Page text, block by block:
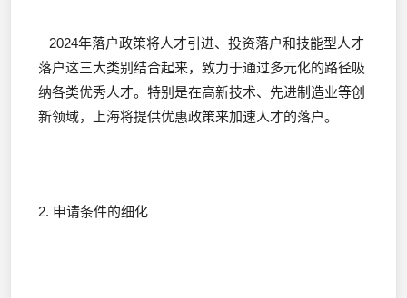
2024年落户政策将人才引进、投资落户和技能型人才
落户这三大类别结合起来，致力于通过多元化的路径吸
纳各类优秀人才。特别是在高新技术、先进制造业等创
新领域，上海将提供优惠政策来加速人才的落户。
2. 申请条件的细化